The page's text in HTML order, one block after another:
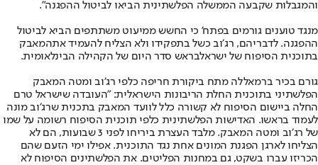
והמגבלות שקבעה הממשלה הפלשתינית הביאו לביטול ההפגנה".
מנגד טוענים גורמים בפתח' כי החשש ממיעוט משתתפים הביא לביטול
ההפגנה. לדבריהם, רג׳וב כשל בתפקידו ולא הצליח להעמיד אתהמאבק
בתוכנית הסיפוח של ישראלבראש סדר היום של הקהילה הבינלאומית.
גורם בכיר ברמאללה מתח ביקורת חריפה כלפי רג׳וב ומטה המאבק
הפלשתיני בתוכנית החלת הריבונות הישראלית: ״העובדה שישראל טרם
החלה ביישום הסיפוח לא קשורה כלל לוועד המאבק בתכנית שרג׳וב מונה
לעמוד בראשו. האדישות הפלשתינית כלפי תוכנית הסיפוח רשומה על שמו
של רג׳וב ומטה המאבק. מלבד העצרת ביריחו לפני 3 שבועות, הם לא
הצליחו לארגן הפגנת המונים אחת נגד התוכנית. אפילו ימי הזעם שהם
הכריזו עברו בשקט, גם במחנות הפליטים. את הפלשתינים הסיפוח לא